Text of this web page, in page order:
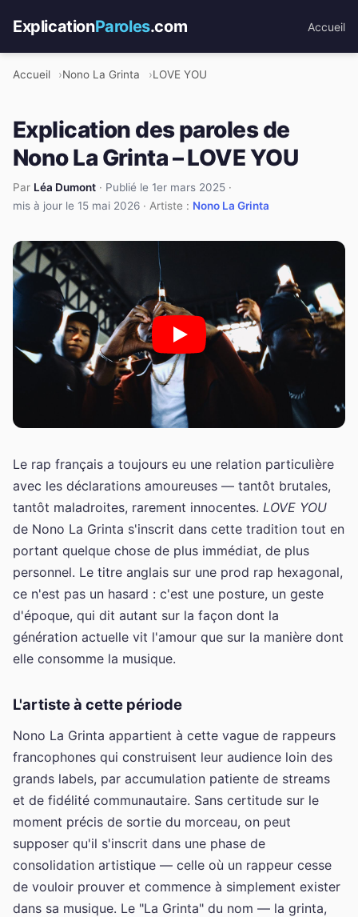
ExplicationParoles.com Accueil
Accueil Nono La Grinta LOVE YOU
Explication des paroles de
Nono La Grinta – LOVE YOU
Par Léa Dumont · Publié le 1er mars 2025 ·
mis à jour le 15 mai 2026 · Artiste : Nono La Grinta
Le rap français a toujours eu une relation particulière
avec les déclarations amoureuses — tantôt brutales,
tantôt maladroites, rarement innocentes. LOVE YOU
de Nono La Grinta s'inscrit dans cette tradition tout en
portant quelque chose de plus immédiat, de plus
personnel. Le titre anglais sur une prod rap hexagonal,
ce n'est pas un hasard : c'est une posture, un geste
d'époque, qui dit autant sur la façon dont la
génération actuelle vit l'amour que sur la manière dont
elle consomme la musique.
L'artiste à cette période
Nono La Grinta appartient à cette vague de rappeurs
francophones qui construisent leur audience loin des
grands labels, par accumulation patiente de streams
et de fidélité communautaire. Sans certitude sur le
moment précis de sortie du morceau, on peut
supposer qu'il s'inscrit dans une phase de
consolidation artistique — celle où un rappeur cesse
de vouloir prouver et commence à simplement exister
dans sa musique. Le "La Grinta" du nom — la grinta,